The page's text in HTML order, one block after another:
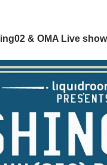
& OMA Live